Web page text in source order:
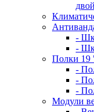
-
-
Полки 19
-
-
-
Модули